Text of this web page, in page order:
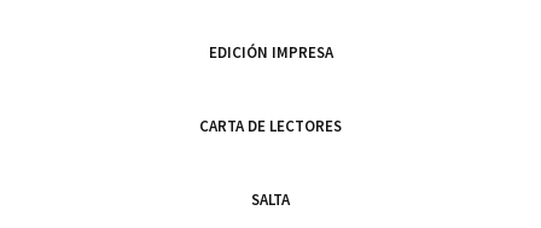
EDICIÓN IMPRESA
CARTA DE LECTORES
SALTA